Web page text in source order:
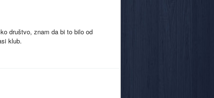
društvo, znam da bi to bilo od
klub.